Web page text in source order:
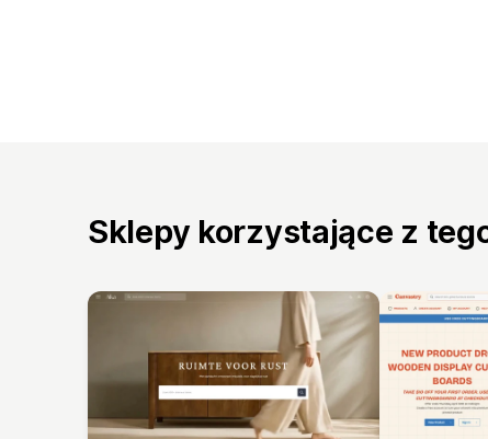
Sklepy korzystające z